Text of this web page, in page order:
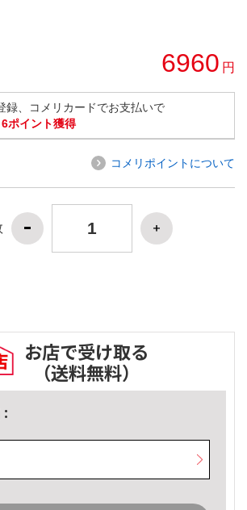
6960 円
録、コメリカードでお支払いで
6ポイント獲得
コメリポイントについて
お店で受け取る
（送料無料）